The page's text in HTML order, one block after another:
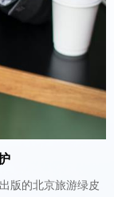
版的北京旅游绿皮